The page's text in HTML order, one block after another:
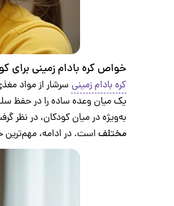
خواص کره بادام زمینی برای
کره بادام زمینی سرشار از مواد
یک میان وعده ساده را در حفظ
به‌ویژه در میان کودکان، در نظر
مختلف است. در ادامه، مهم‌ترین